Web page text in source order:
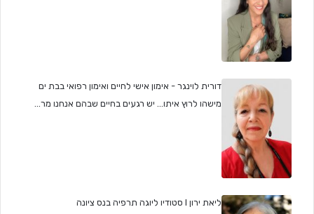
דורית לוינגר - אימון אישי לחיים ואימון רפואי בבת ים
מישהו לרוץ איתו... יש רגעים בחיים שבהם אנחנו מר...
ליאת ירון I סטודיו ליוגה תרפיה בנס ציונה